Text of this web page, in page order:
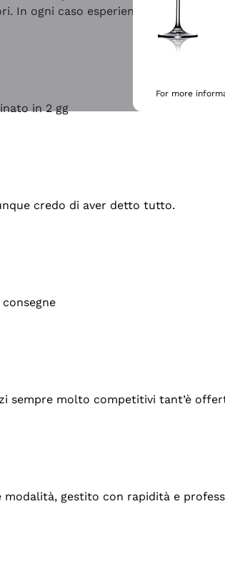
In ogni caso esperienza buona e lo
in 2 gg
credo di aver detto tutto.
sempre molto competitivi tant’è
modalità, gestito con rapidità e
For more